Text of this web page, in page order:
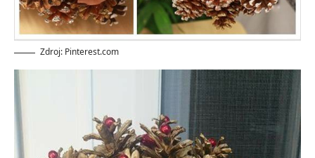
Zdroj: Pinterest.com